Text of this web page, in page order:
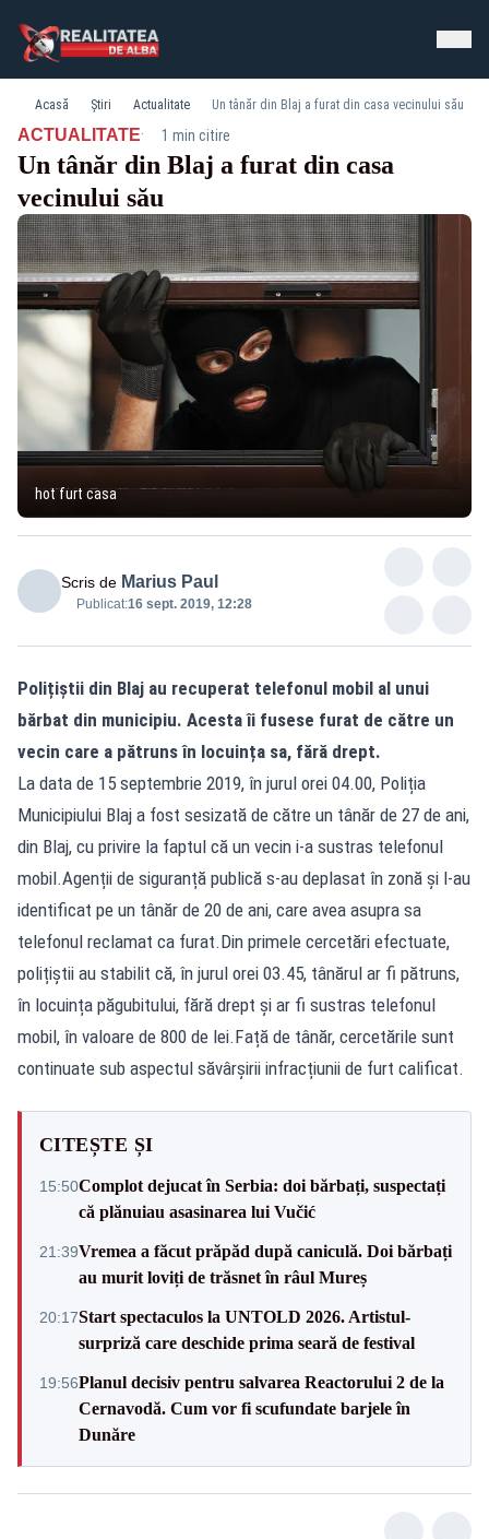
Acasă Știri Actualitate Un tânăr din Blaj a furat din casa vecinului său
ACTUALITATE· 1 min citire
Un tânăr din Blaj a furat din casa
vecinului său
hot furt casa
Scris de Marius Paul
Publicat:16 sept. 2019, 12:28
Polițiștii din Blaj au recuperat telefonul mobil al unui
bărbat din municipiu. Acesta îi fusese furat de către un
vecin care a pătruns în locuința sa, fără drept.
La data de 15 septembrie 2019, în jurul orei 04.00, Poliția
Municipiului Blaj a fost sesizată de către un tânăr de 27 de ani,
din Blaj, cu privire la faptul că un vecin i-a sustras telefonul
mobil.Agenții de siguranță publică s-au deplasat în zonă și l-au
identificat pe un tânăr de 20 de ani, care avea asupra sa
telefonul reclamat ca furat.Din primele cercetări efectuate,
polițiștii au stabilit că, în jurul orei 03.45, tânărul ar fi pătruns,
în locuința păgubitului, fără drept și ar fi sustras telefonul
mobil, în valoare de 800 de lei.Față de tânăr, cercetările sunt
continuate sub aspectul săvârșirii infracțiunii de furt calificat.
CITEȘTE ȘI
15:50Complot dejucat în Serbia: doi bărbați, suspectați
că plănuiau asasinarea lui Vučić
21:39Vremea a făcut prăpăd după caniculă. Doi bărbați
au murit loviți de trăsnet în râul Mureș
20:17Start spectaculos la UNTOLD 2026. Artistul-
surpriză care deschide prima seară de festival
19:56Planul decisiv pentru salvarea Reactorului 2 de la
Cernavodă. Cum vor fi scufundate barjele în
Dunăre